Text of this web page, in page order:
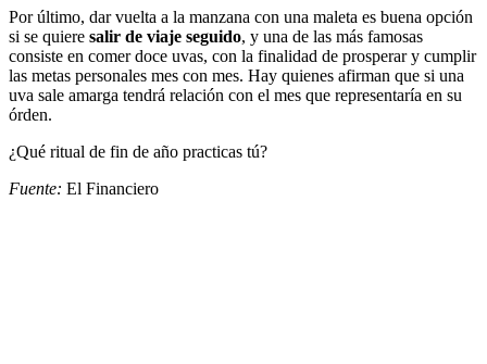
Por último, dar vuelta a la manzana con una maleta es buena opción
si se quiere salir de viaje seguido, y una de las más famosas
consiste en comer doce uvas, con la finalidad de prosperar y cumplir
las metas personales mes con mes. Hay quienes afirman que si una
uva sale amarga tendrá relación con el mes que representaría en su
órden.
¿Qué ritual de fin de año practicas tú?
Fuente: El Financiero